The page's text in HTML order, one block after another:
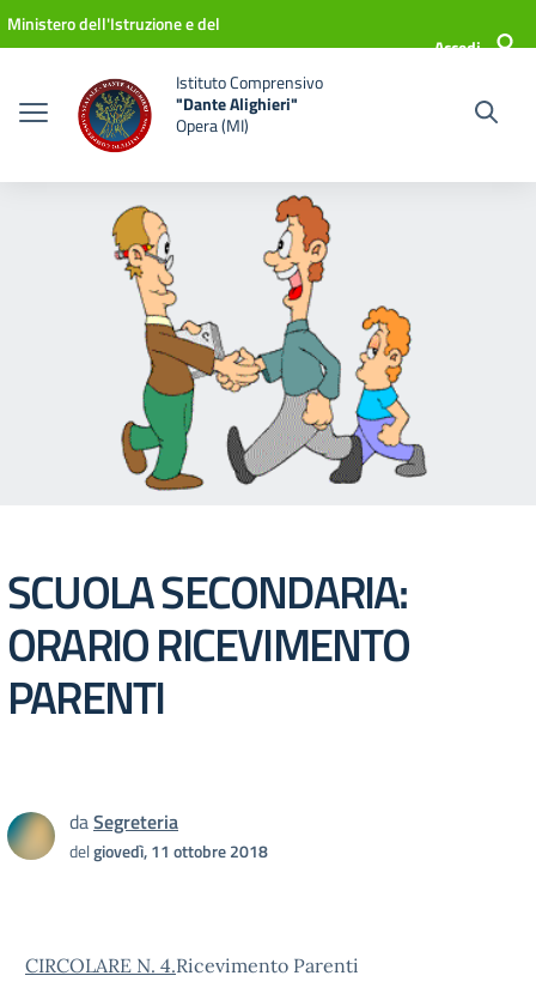
Vai ai contenuti
Vai al menu di navigazione
Vai al footer
Ministero dell'Istruzione e del
Accedi
Istituto Comprensivo
"Dante Alighieri"
Opera (MI)
SCUOLA SECONDARIA:
ORARIO RICEVIMENTO
PARENTI
daSegreteria
delgiovedì, 11 ottobre 2018
CIRCOLARE N. 4.Ricevimento Parenti